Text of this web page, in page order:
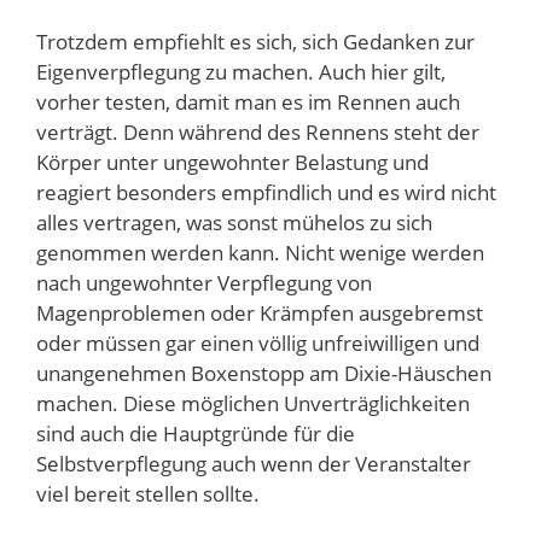
Trotzdem empfiehlt es sich, sich Gedanken zur
Eigenverpflegung zu machen. Auch hier gilt,
vorher testen, damit man es im Rennen auch
verträgt. Denn während des Rennens steht der
Körper unter ungewohnter Belastung und
reagiert besonders empfindlich und es wird nicht
alles vertragen, was sonst mühelos zu sich
genommen werden kann. Nicht wenige werden
nach ungewohnter Verpflegung von
Magenproblemen oder Krämpfen ausgebremst
oder müssen gar einen völlig unfreiwilligen und
unangenehmen Boxenstopp am Dixie-Häuschen
machen. Diese möglichen Unverträglichkeiten
sind auch die Hauptgründe für die
Selbstverpflegung auch wenn der Veranstalter
viel bereit stellen sollte.